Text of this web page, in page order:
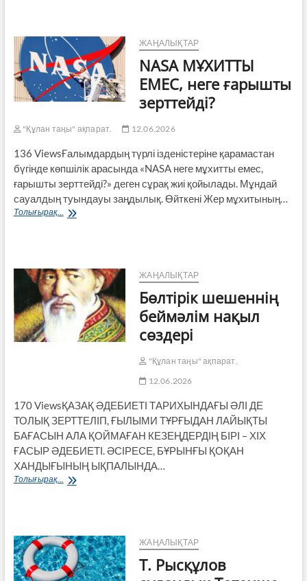
ЖАҢАЛЫҚТАР
NASA МҰХИТТЫ
ЕМЕС, неге ғарышты
зерттейді?
"Құлан таңы" ақпарат. 12.06.2026
136 ViewsҒалымдардың түрлі ізденістеріне қарамастан
бүгінде көпшілік арасында «NASA неге мұхитты емес,
ғарышты зерттейді?» деген сұрақ жиі қойылады. Мұндай
сауалдың туындауы заңдылық. Өйткені Жер мұхитының…
Толығырақ...
NASA
зерттейді?
ЖАҢАЛЫҚТАР
Бөлтірік шешеннің
беймәлім нақыл
сөздері
"Құлан таңы" ақпарат.
12.06.2026
170 ViewsҚАЗАҚ ӘДЕБИЕТІ ТАРИХЫНДАҒЫ ӘЛІ ДЕ
ТОЛЫҚ ЗЕРТТЕЛІП, ҒЫЛЫМИ ТҰРҒЫДАН ЛАЙЫҚТЫ
БАҒАСЫН АЛА ҚОЙМАҒАН КЕЗЕҢДЕРДІҢ БІРІ – ХІХ
ҒАСЫР ӘДЕБИЕТІ. ӘСІРЕСЕ, БҰРЫНҒЫ ҚОҚАН
ХАНДЫҒЫНЫҢ ЫҚПАЛЫНДА…
Толығырақ...
Бөлтірік
ЖАҢАЛЫҚТАР
Т. Рысқұлов